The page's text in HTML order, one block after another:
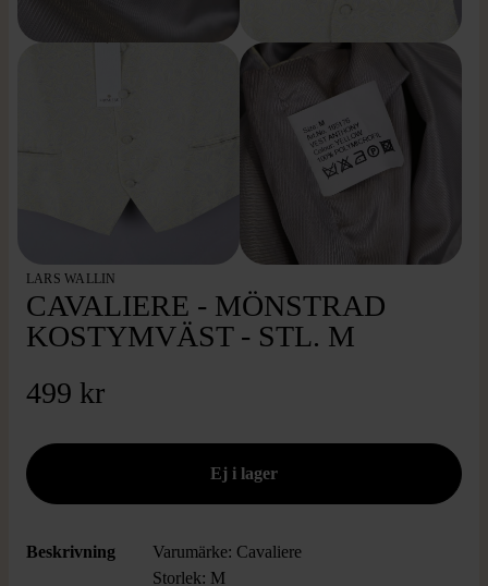
LARS WALLIN
CAVALIERE - MÖNSTRAD
KOSTYMVÄST - STL. M
499 kr
Beskrivning
Varumärke: Cavaliere
Storlek: M